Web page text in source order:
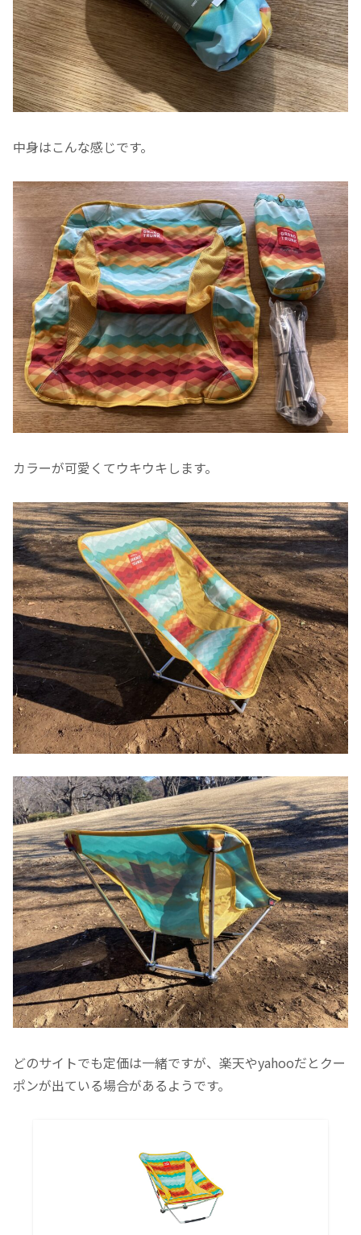
中身はこんな感じです。
カラーが可愛くてウキウキします。
どのサイトでも定価は一緒ですが、楽天やyahooだとクー
ポンが出ている場合があるようです。